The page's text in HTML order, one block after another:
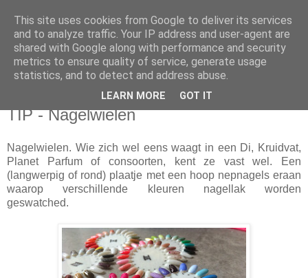
Sarahdise
Welcome to Sarahdise.
maandag 9 juni 2014
TIP - Nagelwielen
Nagelwielen. Wie zich wel eens waagt in een Di, Kruidvat,
Planet Parfum of consoorten, kent ze vast wel. Een
(langwerpig of rond) plaatje met een hoop nepnagels eraan
waarop verschillende kleuren nagellak worden
geswatched.
This site uses cookies from Google to deliver its services
and to analyze traffic. Your IP address and user-agent are
shared with Google along with performance and security
metrics to ensure quality of service, generate usage
statistics, and to detect and address abuse.
LEARN MORE GOT IT